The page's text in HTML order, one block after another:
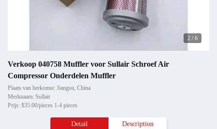
2 / 6
Verkoop 040758 Muffler voor Sullair Schroef Air
Compressor Onderdelen Muffler
Plaats van herkomst: Jiangsu, China
Merknaam: Sullair
Prijs: $35.00/pieces 1-4 pieces
Detail Description